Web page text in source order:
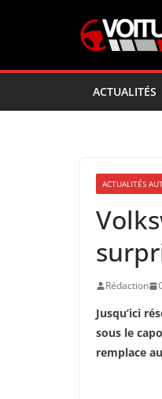
ACTUALITÉS
ACTUALITÉS
Rédaction
Jusqu’ici
sous le
remplace